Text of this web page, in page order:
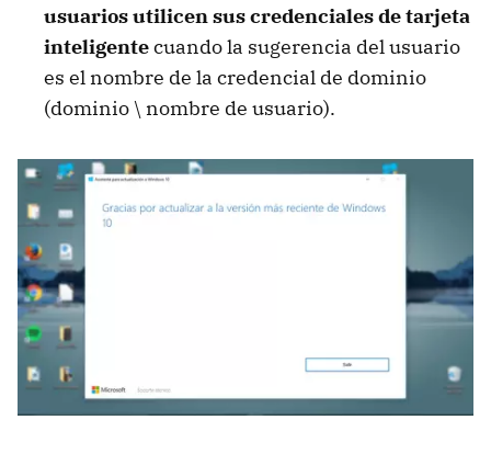
usuarios utilicen sus credenciales de tarjeta
inteligentecuando la sugerencia del usuario
es el nombre de la credencial de dominio
(dominio \ nombre de usuario).